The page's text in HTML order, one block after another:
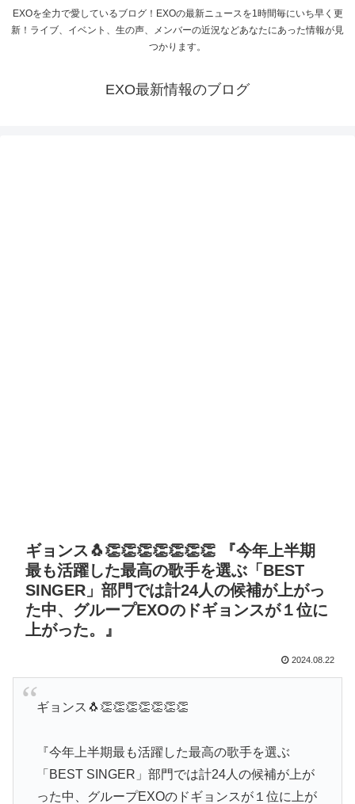
EXOを全力で愛しているブログ！EXOの最新ニュースを1時間毎にいち早く更
新！ライブ、イベント、生の声、メンバーの近況などあなたにあった情報が見
つかります。
EXO最新情報のブログ
ギョンス🐧👏👏👏👏👏👏👏 『今年上半期
最も活躍した最高の歌手を選ぶ「BEST
SINGER」部門では計24人の候補が上がっ
た中、グループEXOのドギョンスが１位に
上がった。』
2024.08.22
ギョンス🐧👏👏👏👏👏👏👏
『今年上半期最も活躍した最高の歌手を選ぶ
「BEST SINGER」部門では計24人の候補が上が
った中、グループEXOのドギョンスが１位に上が